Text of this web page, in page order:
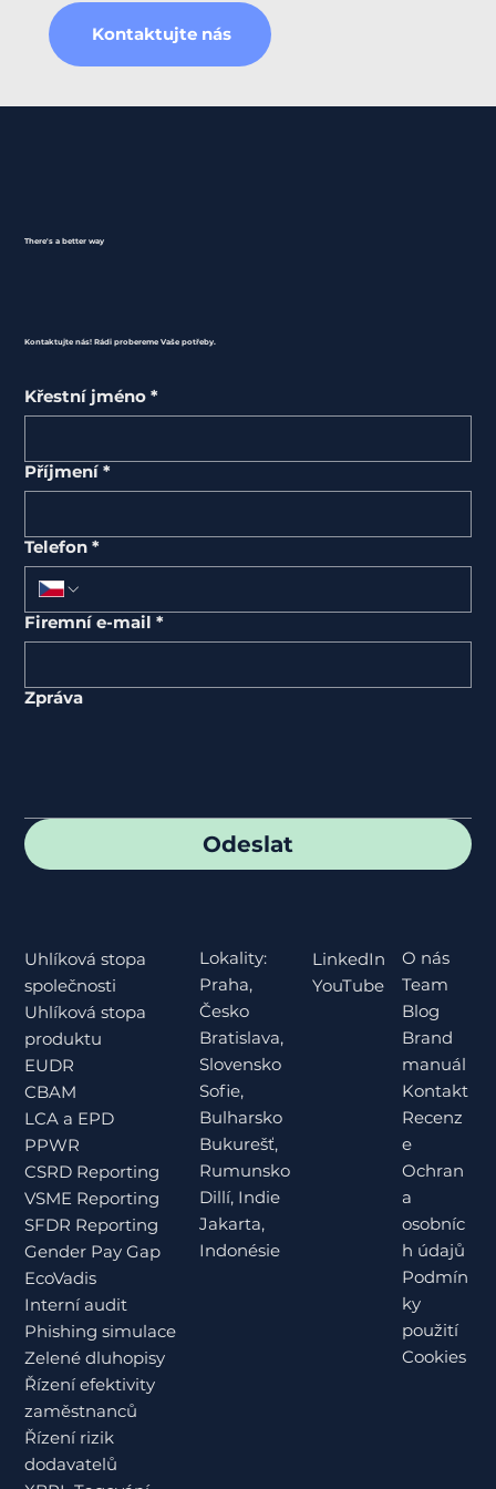
Kontaktujte nás
There's a better way
Kontaktujte nás! Rádi probereme Vaše potřeby.
Křestní jméno *
Příjmení *
Telefon *
Firemní e-mail *
Zpráva
Odeslat
Uhlíková stopa
společnosti
Uhlíková stopa
produktu
EUDR
CBAM
LCA a EPD
PPWR
CSRD Reporting
VSME Reporting
SFDR Reporting
Gender Pay Gap
EcoVadis
Interní audit
Phishing simulace
Zelené dluhopisy
Řízení efektivity
zaměstnanců
Řízení rizik
dodavatelů
Lokality:
Praha,
Česko
Bratislava,
Slovensko
Sofie,
Bulharsko
Bukurešť,
Rumunsko
Dillí, Indie
Jakarta,
Indonésie
O nás
Team
Blog
Brand
manuál
Kontakt
Recenz
e
Ochran
a
osobníc
h údajů
Podmín
ky
použití
Cookies
LinkedIn
YouTube